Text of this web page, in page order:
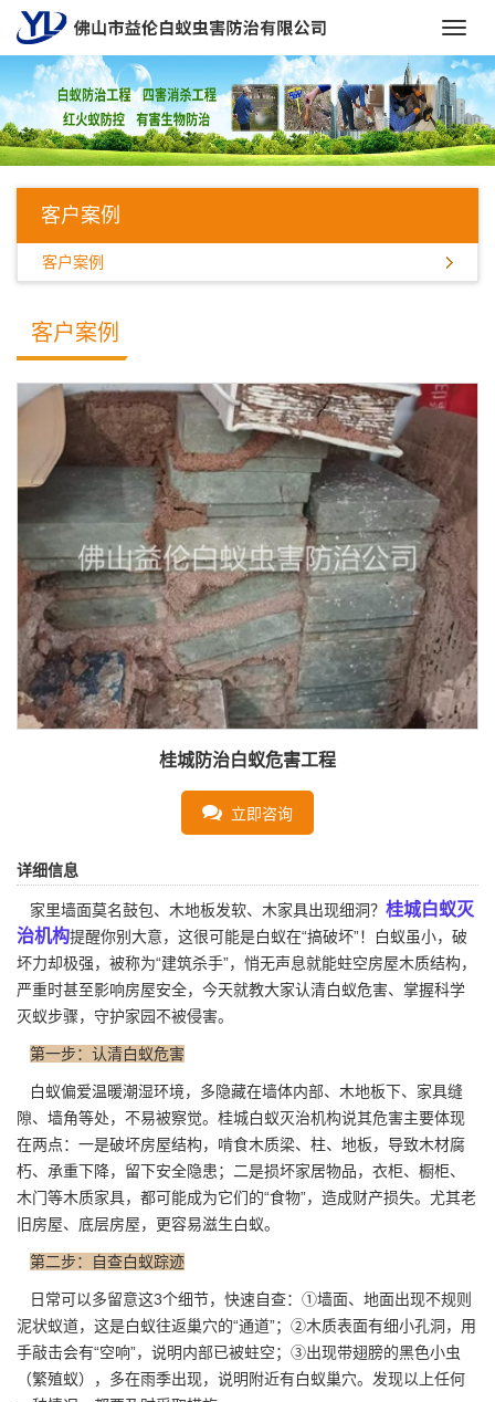
客户案例
客户案例
客户案例
桂城防治白蚁危害工程
立即咨询
详细信息
家里墙面莫名鼓包、木地板发软、木家具出现细洞？ 桂城白蚁灭
治机构提醒你别大意，这很可能是白蚁在“搞破坏”！白蚁虽小，破
坏力却极强，被称为“建筑杀手”，悄无声息就能蛀空房屋木质结构，
严重时甚至影响房屋安全，今天就教大家认清白蚁危害、掌握科学
灭蚁步骤，守护家园不被侵害。
第一步：认清白蚁危害
白蚁偏爱温暖潮湿环境，多隐藏在墙体内部、木地板下、家具缝
隙、墙角等处，不易被察觉。桂城白蚁灭治机构说其危害主要体现
在两点：一是破坏房屋结构，啃食木质梁、柱、地板，导致木材腐
朽、承重下降，留下安全隐患；二是损坏家居物品，衣柜、橱柜、
木门等木质家具，都可能成为它们的“食物”，造成财产损失。尤其老
旧房屋、底层房屋，更容易滋生白蚁。
第二步：自查白蚁踪迹
日常可以多留意这3个细节，快速自查：①墙面、地面出现不规则
泥状蚁道，这是白蚁往返巢穴的“通道”；②木质表面有细小孔洞，用
手敲击会有“空响”，说明内部已被蛀空；③出现带翅膀的黑色小虫
（繁殖蚁），多在雨季出现，说明附近有白蚁巢穴。发现以上任何